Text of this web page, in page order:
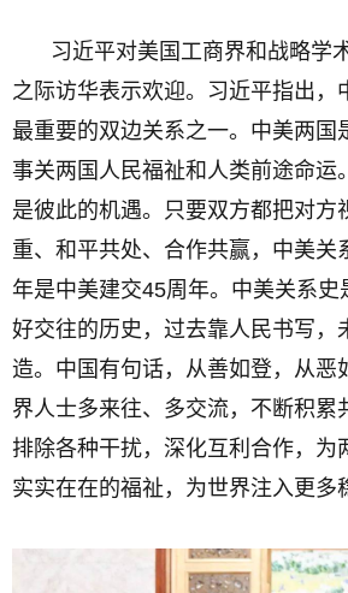
习近平对美国工商界和战略学
之际访华表示欢迎。习近平指出，
最重要的双边关系之一。中美两国
事关两国人民福祉和人类前途命运
是彼此的机遇。只要双方都把对方
重、和平共处、合作共赢，中美关
年是中美建交45周年。中美关系史
好交往的历史，过去靠人民书写，
造。中国有句话，从善如登，从恶
界人士多来往、多交流，不断积累
排除各种干扰，深化互利合作，为
实实在在的福祉，为世界注入更多